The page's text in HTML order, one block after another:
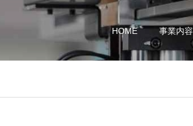
HOME 事業内容